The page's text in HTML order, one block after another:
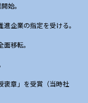
始。
企業の指定を受ける。
移転。
褒章」を受賞（当時社